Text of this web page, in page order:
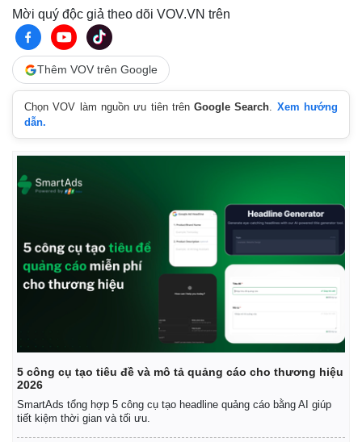
Thế giới
Quan sát
Cuộc sống đó đây
Hồ sơ
Infographic
Mời quý độc giả theo dõi VOV.VN trên
Thêm VOV trên Google
Chọn VOV làm nguồn ưu tiên trênGoogle Search. Xem hướng
dẫn.
5 công cụ tạo tiêu đề và mô tả quảng cáo cho thương hiệu
2026
SmartAds tổng hợp 5 công cụ tạo headline quảng cáo bằng AI giúp
tiết kiệm thời gian và tối ưu.